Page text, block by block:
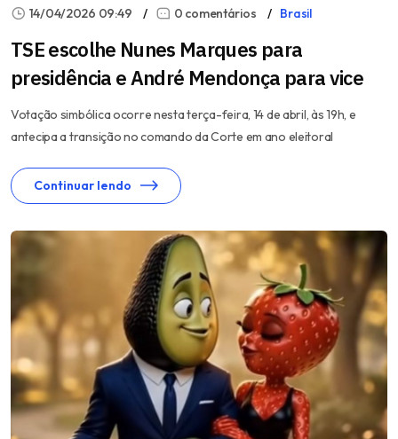
14/04/2026 09:49 0 comentários Brasil
TSE escolhe Nunes Marques para
presidência e André Mendonça para vice
Votação simbólica ocorre nesta terça-feira, 14 de abril, às 19h, e
antecipa a transição no comando da Corte em ano eleitoral
Continuar lendo